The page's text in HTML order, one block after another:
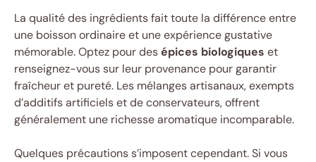
La qualité des ingrédients fait toute la différence entre
une boisson ordinaire et une expérience gustative
mémorable. Optez pour desépices biologiques et
renseignez-vous sur leur provenance pour garantir
fraîcheur et pureté. Les mélanges artisanaux, exempts
d’additifs artificiels et de conservateurs, offrent
généralement une richesse aromatique incomparable.
Quelques précautions s’imposent cependant. Si vous